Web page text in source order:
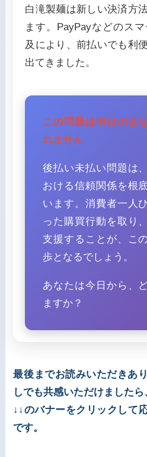
白滝製麺は新しい決済方
ます。PayPayなどのス
及により、前払いでも利
出てきました。
この問題は明日のあ
れません
後払い未払い問題は
おける信頼関係を根
います。消費者一人
った購買行動を取り
支援することが、こ
歩となるでしょう。
あなたは今日から、
ますか？
最後までお読みいただきあ
しでも共感いただけましたら
↓↓のバナーをクリックして
です。